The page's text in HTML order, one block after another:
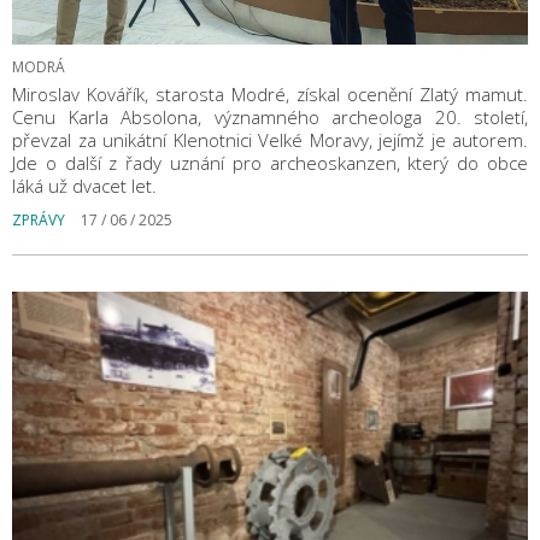
MODRÁ
Miroslav Kovářík, starosta Modré, získal ocenění Zlatý mamut.
Cenu Karla Absolona, významného archeologa 20. století,
převzal za unikátní Klenotnici Velké Moravy, jejímž je autorem.
Jde o další z řady uznání pro archeoskanzen, který do obce
láká už dvacet let.
ZPRÁVY 17 / 06 / 2025